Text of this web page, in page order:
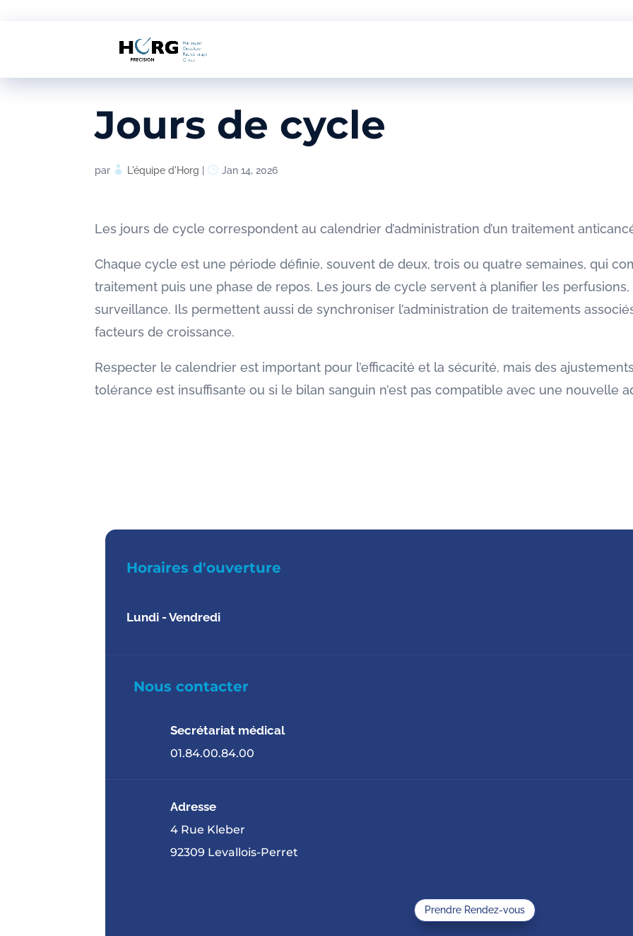
Jours de cycle
par L'équipe d'Horg Jan 14, 2026
Les jours de cycle correspondent au calendrier d’administration d’un traitement
Chaque cycle est une période définie, souvent de deux, trois ou quatre semaines, qui
traitement puis une phase de repos. Les jours de cycle servent à planifier les
surveillance. Ils permettent aussi de synchroniser l’administration de traitements
facteurs de croissance.
Respecter le calendrier est important pour l’efficacité et la sécurité, mais des
tolérance est insuffisante ou si le bilan sanguin n’est pas compatible avec une nouvelle
Horaires d'ouverture
Lundi - Vendredi
Nous contacter
Secrétariat médical
01.84.00.84.00
Adresse
4 Rue Kleber
92309 Levallois-Perret
Prendre Rendez-vous